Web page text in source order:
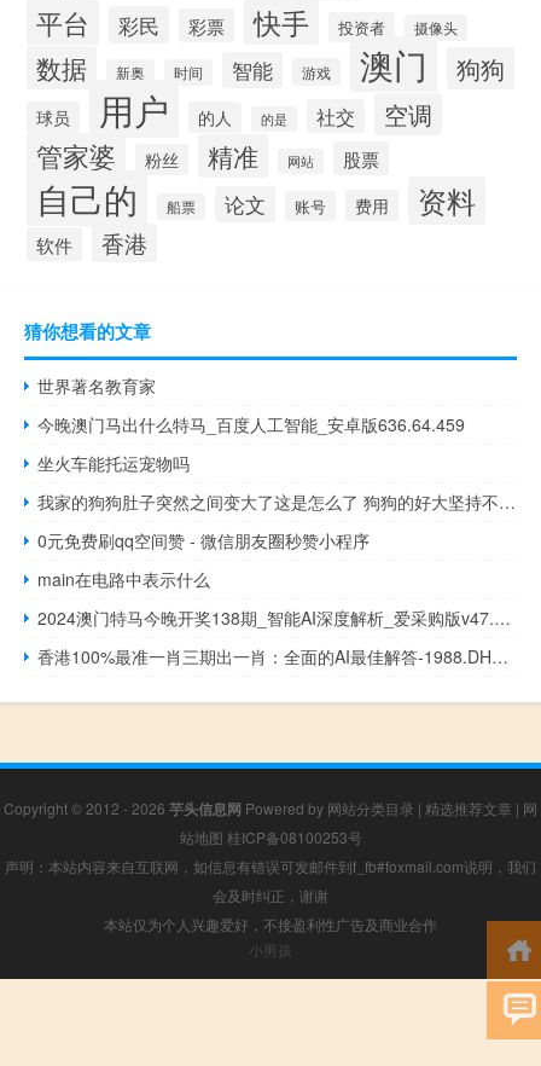
平台 彩民 彩票 快手 投资者 摄像头
数据 新奥 时间 智能 游戏 澳门 狗狗
球员 用户 的人 的是 社交 空调
管家婆 粉丝 精准 网站 股票
自己的 船票 论文 账号 费用 资料
软件 香港
猜你想看的文章
世界著名教育家
今晚澳门马出什么特马_百度人工智能_安卓版636.64.459
坐火车能托运宠物吗
我家的狗狗肚子突然之间变大了这是怎么了 狗狗的好大坚持不住了
0元免费刷qq空间赞 - 微信朋友圈秒赞小程序
main在电路中表示什么
2024澳门特马今晚开奖138期_智能AI深度解析_爱采购版v47.08.138
香港100%最准一肖三期出一肖：全面的AI最佳解答-1988.DHA.138
Copyright © 2012 - 2026 芋头信息网 Powered by 网站分类目录 | 精选推荐文章 | 网
站地图 桂ICP备08100253号
声明：本站内容来自互联网，如信息有错误可发邮件到f_fb#foxmail.com说明，我们
会及时纠正，谢谢
本站仅为个人兴趣爱好，不接盈利性广告及商业合作
小男孩